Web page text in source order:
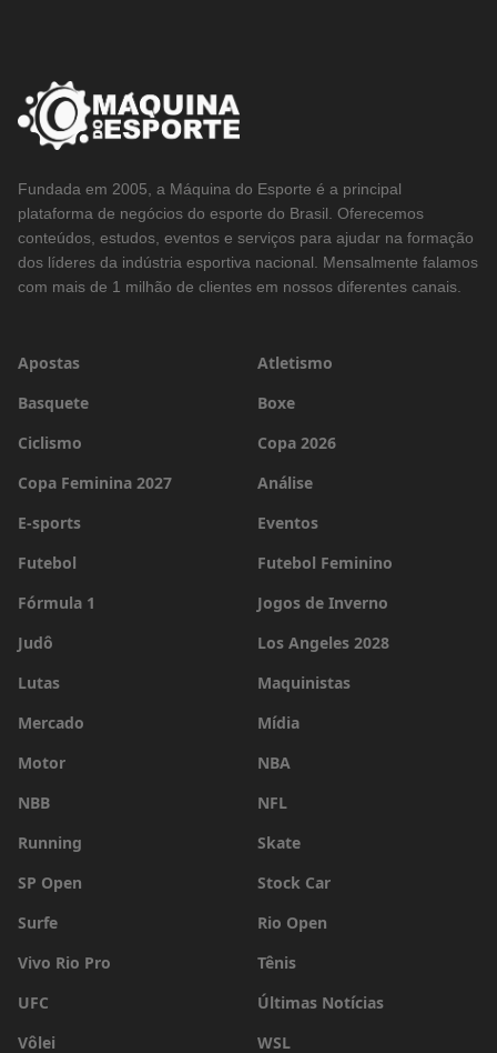
Fundada em 2005, a Máquina do Esporte é a principal
plataforma de negócios do esporte do Brasil. Oferecemos
conteúdos, estudos, eventos e serviços para ajudar na formação
dos líderes da indústria esportiva nacional. Mensalmente falamos
com mais de 1 milhão de clientes em nossos diferentes canais.
Apostas
Atletismo
Basquete
Boxe
Ciclismo
Copa 2026
Copa Feminina 2027
Análise
E-sports
Eventos
Futebol
Futebol Feminino
Fórmula 1
Jogos de Inverno
Judô
Los Angeles 2028
Lutas
Maquinistas
Mercado
Mídia
Motor
NBA
NBB
NFL
Running
Skate
SP Open
Stock Car
Surfe
Rio Open
Vivo Rio Pro
Tênis
UFC
Últimas Notícias
Vôlei
WSL